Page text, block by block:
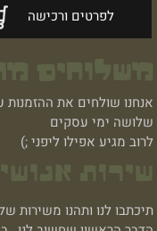
לפרטים ורכישה
משלוחים
אנחנו שולחים את
שלושה ימי עסקים
לרוב מגיע אפילו ליפני ;)
שירות
תיכתבו לנו ותהנו משירות